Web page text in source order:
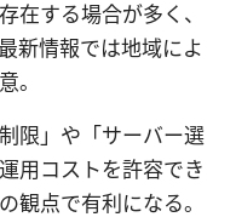
在する場合が多く、
新情報では地域によ
。
限」や「サーバー選
用コストを許容でき
観点で有利になる。